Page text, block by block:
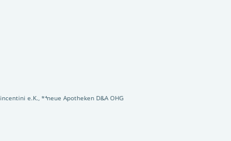
e.K., *⁴neue Apotheken D&A OHG